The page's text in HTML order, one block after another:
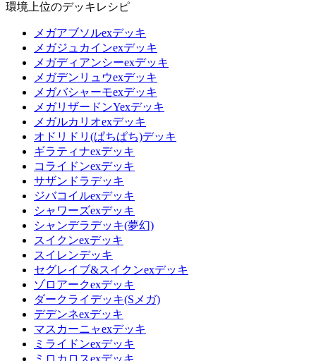
環境上位のデッキレシピ
メガアブソルexデッキ
メガジュカインexデッキ
メガディアンシーexデッキ
メガデンリュウexデッキ
メガバシャーモexデッキ
メガリザードンYexデッキ
メガルカリオexデッキ
オドリドリ(ぱちぱち)デッキ
ギラティナexデッキ
コライドンexデッキ
サザンドラデッキ
ジバコイルexデッキ
シャワーズexデッキ
シャンデラデッキ(夢幻)
スイクンexデッキ
スイレンデッキ
セグレイブ&スイクンexデッキ
ゾロアークexデッキ
ダークライデッキ(Sメガ)
デデンネexデッキ
マスカーニャexデッキ
ミライドンexデッキ
ミロカロスexデッキ